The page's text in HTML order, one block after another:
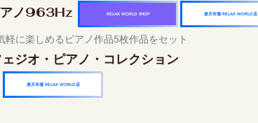
アノ963Hz 楽天市場 RELAX WORLD店
RELAX WORLD SHOP
軽に楽しめるピアノ作品5枚作品をセット
ジオ・ピアノ・コレクション
楽天市場 RELAX WORLD店